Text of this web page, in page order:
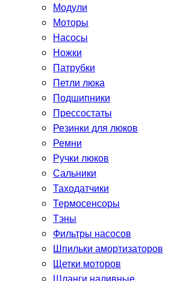
Модули
Моторы
Насосы
Ножки
Патрубки
Петли люка
Подшипники
Прессостаты
Резинки для люков
Ремни
Ручки люков
Сальники
Таходатчики
Термосенсоры
Тэны
Фильтры насосов
Шпильки амортизаторов
Щетки моторов